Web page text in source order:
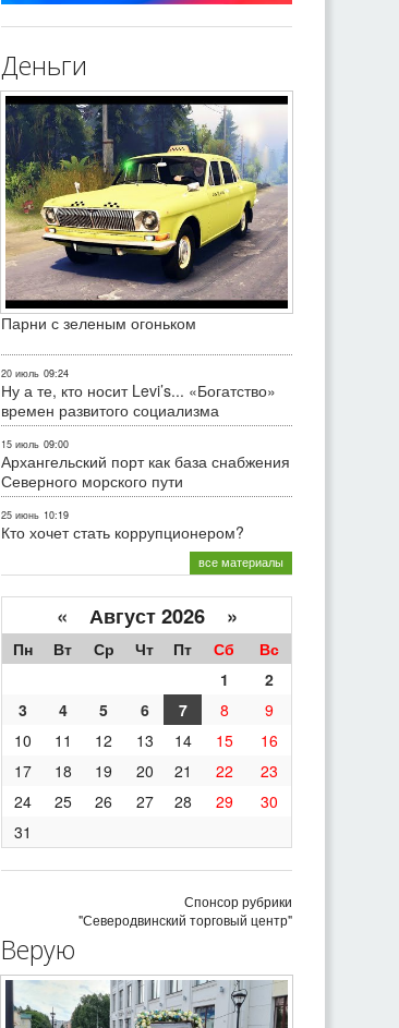
Деньги
Парни с зеленым огоньком
20 июль 09:24
Ну а те, кто носит Levi’s... «Богатство»
времен развитого социализма
15 июль 09:00
Архангельский порт как база снабжения
Северного морского пути
25 июнь 10:19
Кто хочет стать коррупционером?
все материалы
« Август 2026 »
Пн Вт Ср Чт Пт Сб
Вс
1
2
3
4 5 6 7 8
9
10
11 12 13 14 15
16
17
18 19 20 21 22
23
24
25 26 27 28 29
30
31
Спонсор рубрики
"Северодвинский торговый центр"
Верую